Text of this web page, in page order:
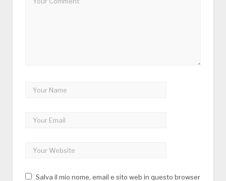
Salva il mio nome, email e sito web in questo browser